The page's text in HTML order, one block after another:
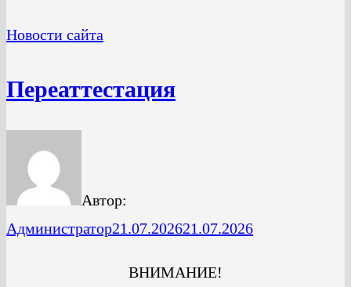
Новости сайта
Переаттестация
Автор:
Администратор21.07.202621.07.2026
ВНИМАНИЕ!